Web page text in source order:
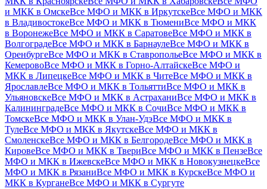
и МКК в ОмскеВсе МФО и МКК в ИркутскеВсе МФО и МКК
в ВладивостокеВсе МФО и МКК в ТюмениВсе МФО и МКК
в ВоронежеВсе МФО и МКК в СаратовеВсе МФО и МКК в
ВолгоградеВсе МФО и МКК в БарнаулеВсе МФО и МКК в
ОренбургеВсе МФО и МКК в СтавропольеВсе МФО и МКК в
КемеровоВсе МФО и МКК в Горно-АлтайскеВсе МФО и
МКК в ЛипецкеВсе МФО и МКК в ЧитеВсе МФО и МКК в
ЯрославлеВсе МФО и МКК в ТольяттиВсе МФО и МКК в
УльяновскеВсе МФО и МКК в АстраханиВсе МФО и МКК в
КалининградеВсе МФО и МКК в СочиВсе МФО и МКК в
ТомскеВсе МФО и МКК в Улан-УдэВсе МФО и МКК в
ТулеВсе МФО и МКК в ЯкутскеВсе МФО и МКК в
СмоленскеВсе МФО и МКК в БелгородеВсе МФО и МКК в
КировеВсе МФО и МКК в ТвериВсе МФО и МКК в ПензеВсе
МФО и МКК в ИжевскеВсе МФО и МКК в НовокузнецкеВсе
МФО и МКК в РязаниВсе МФО и МКК в КурскеВсе МФО и
МКК в КурганеВсе МФО и МКК в Сургуте